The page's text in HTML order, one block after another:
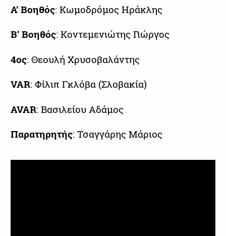
Α’ Βοηθός: Κωμοδρόμος Ηράκλης
Β’ Βοηθός: Κοντεμενιώτης Γιώργος
4ος: Θεουλή Χρυσοβαλάντης
VAR: Φίλιπ Γκλόβα (Σλοβακία)
AVAR: Βασιλείου Αδάμος
Παρατηρητής: Τσαγγάρης Μάριος